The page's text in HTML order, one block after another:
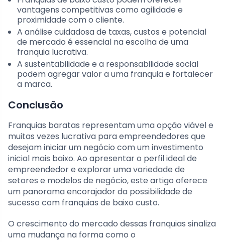
vantagens competitivas como agilidade e
proximidade com o cliente.
A análise cuidadosa de taxas, custos e potencial
de mercado é essencial na escolha de uma
franquia lucrativa.
A sustentabilidade e a responsabilidade social
podem agregar valor a uma franquia e fortalecer
a marca.
Conclusão
Franquias baratas representam uma opção viável e
muitas vezes lucrativa para empreendedores que
desejam iniciar um negócio com um investimento
inicial mais baixo. Ao apresentar o perfil ideal de
empreendedor e explorar uma variedade de
setores e modelos de negócio, este artigo oferece
um panorama encorajador da possibilidade de
sucesso com franquias de baixo custo.
O crescimento do mercado dessas franquias sinaliza
uma mudança na forma como o